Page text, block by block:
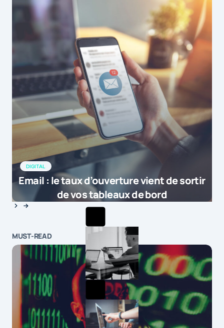
DIGITAL
Email : le taux d’ouverture vient de sortir
de vos tableaux de bord
MUST-READ